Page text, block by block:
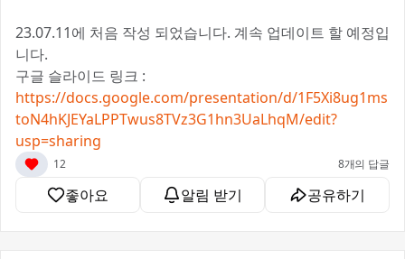
23.07.11에 처음 작성 되었습니다. 계속 업데이트 할 예정입
니다.
구글 슬라이드 링크 :
https://docs.google.com/presentation/d/1F5Xi8ug1ms
toN4hKJEYaLPPTwus8TVz3G1hn3UaLhqM/edit?
usp=sharing
12 8개의 답글
좋아요 알림 받기 공유하기